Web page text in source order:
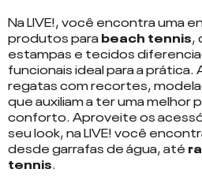
Na LIVE!, você encontra uma
produtos parabeach tennis,
estampas e tecidos
funcionais ideal para a prática.
regatascom recortes,
que auxiliam a ter uma melhor
conforto. Aproveite os
seu look, na LIVE! você
desde garrafas de água, até
tennis.